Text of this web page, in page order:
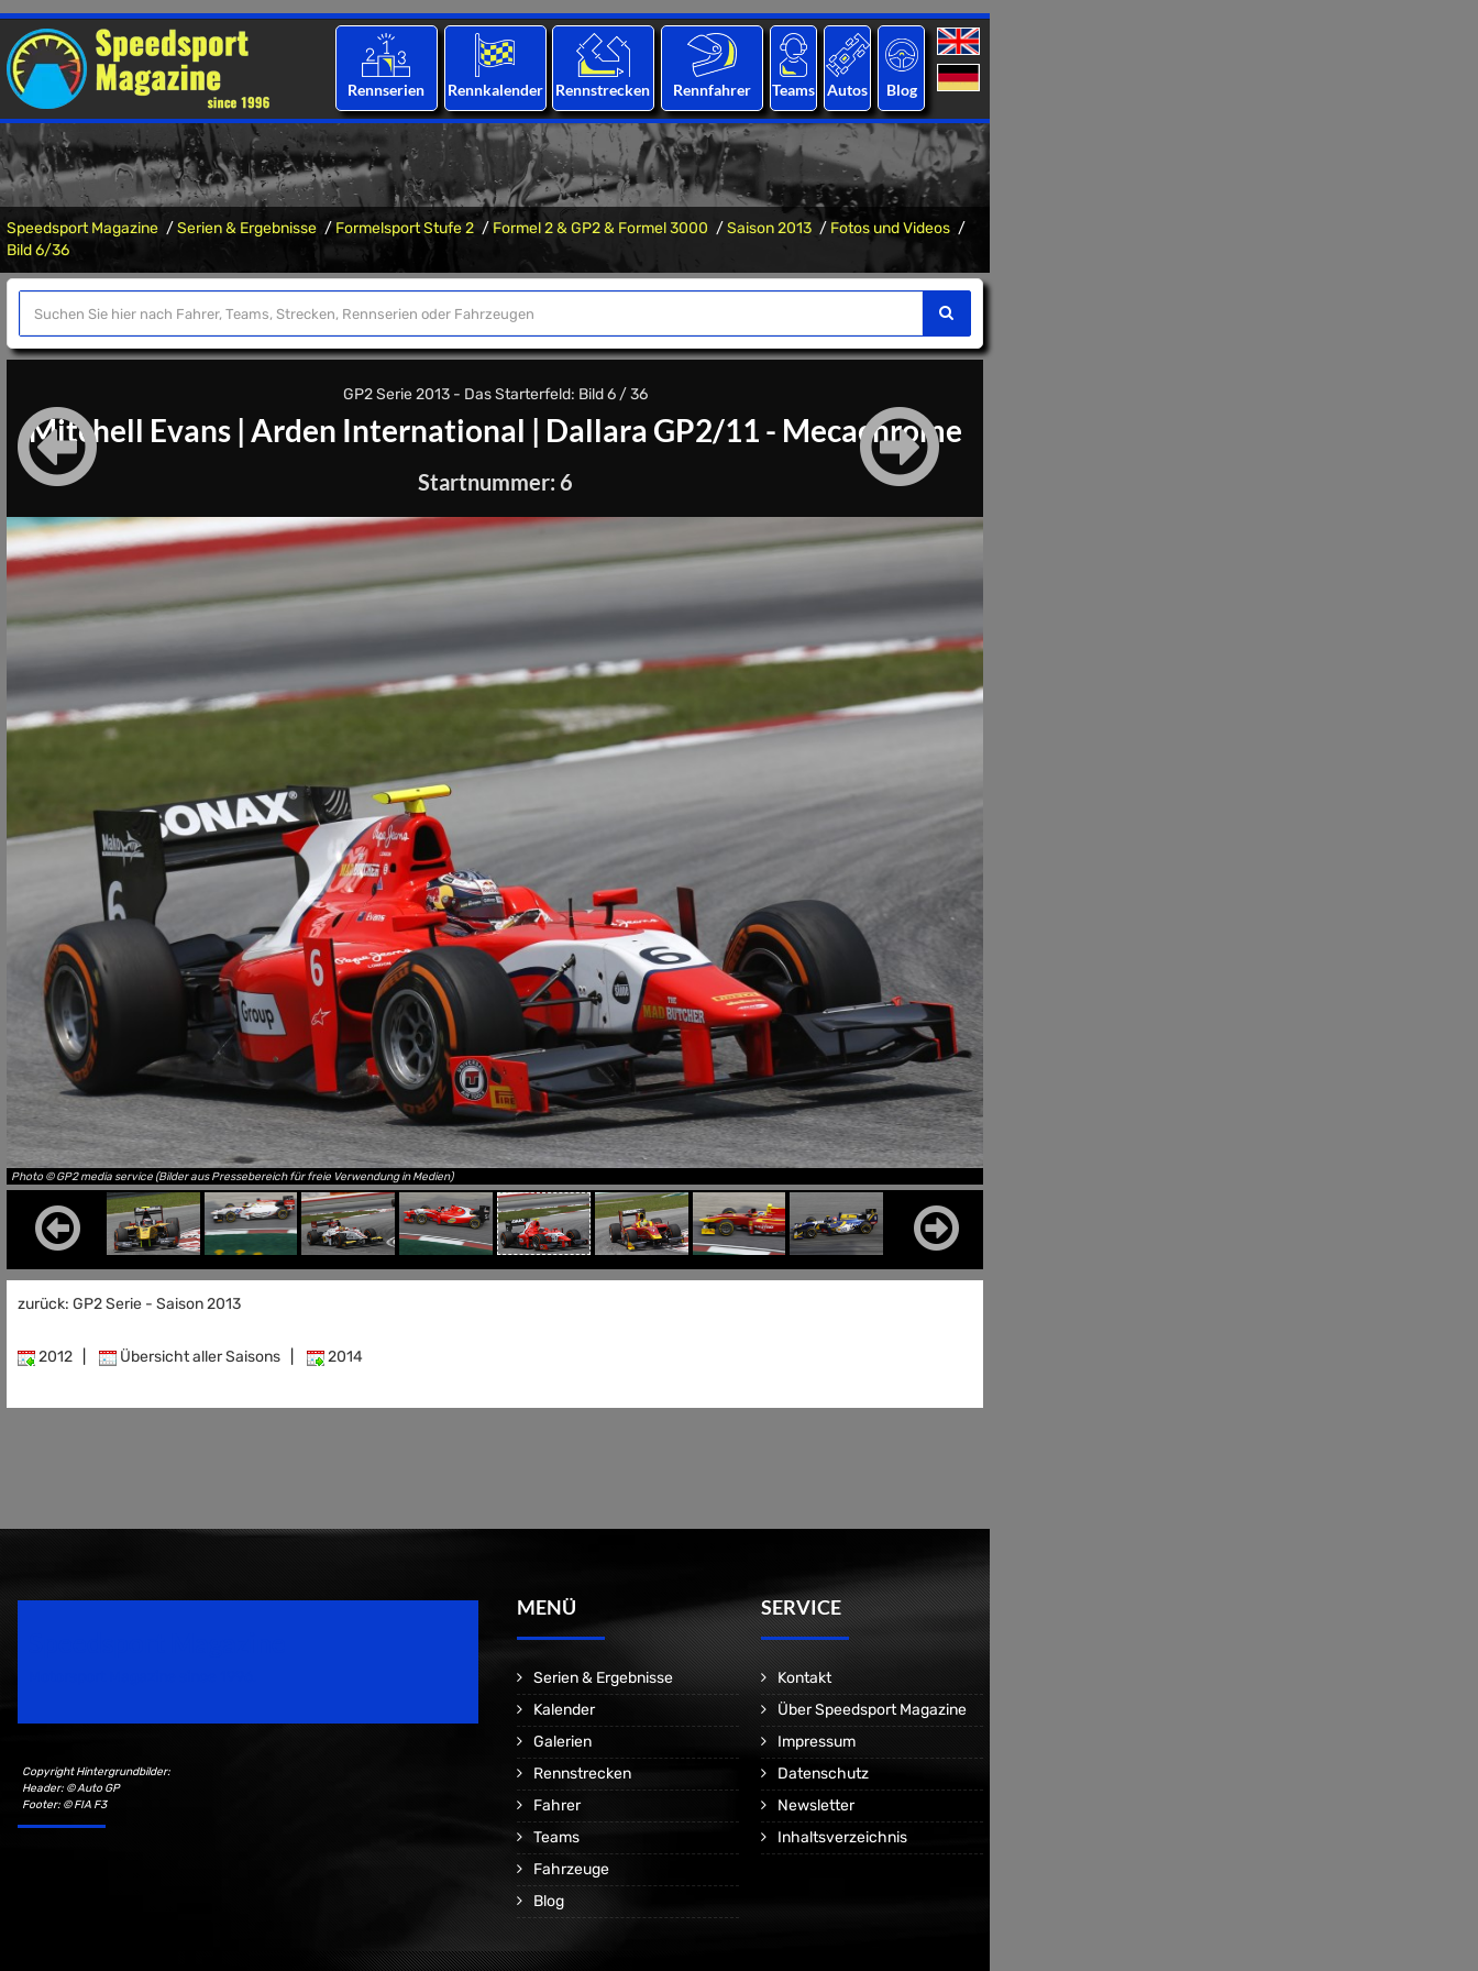
Rennserien Rennkalender Rennstrecken Rennfahrer Teams Autos Blog
Speedsport Magazine Serien & Ergebnisse Formelsport Stufe 2 Formel 2 & GP2 & Formel 3000 Saison 2013
Fotos und Videos
Bild 6/36
GP2 Serie 2013 - Das Starterfeld: Bild 6 / 36
Mitchell Evans| Arden International | Dallara GP2/11 - Mecachrome
Startnummer: 6
Photo © GP2 media service (Bilder aus Pressebereich für freie Verwendung in Medien)
zurück: GP2 Serie - Saison 2013
2012 Übersicht aller Saisons 2014
Copyright Hintergrundbilder:
Header: © Auto GP
Footer: © FIA F3
MENÜ
Serien & Ergebnisse
Kalender
Galerien
Rennstrecken
Fahrer
Teams
Fahrzeuge
Blog
SERVICE
Kontakt
Über Speedsport Magazine
Impressum
Datenschutz
Newsletter
Inhaltsverzeichnis